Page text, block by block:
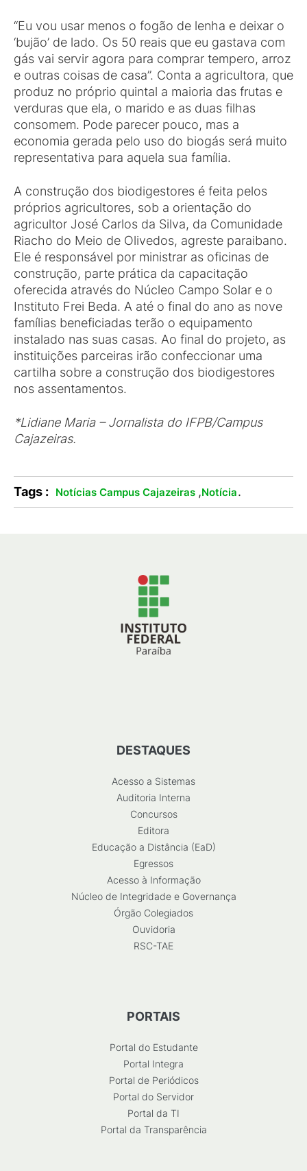
“Eu vou usar menos o fogão de lenha e deixar o
‘bujão’ de lado. Os 50 reais que eu gastava com
gás vai servir agora para comprar tempero, arroz
e outras coisas de casa”. Conta a agricultora, que
produz no próprio quintal a maioria das frutas e
verduras que ela, o marido e as duas filhas
consomem. Pode parecer pouco, mas a
economia gerada pelo uso do biogás será muito
representativa para aquela sua família.
A construção dos biodigestores é feita pelos
próprios agricultores, sob a orientação do
agricultor José Carlos da Silva, da Comunidade
Riacho do Meio de Olivedos, agreste paraibano.
Ele é responsável por ministrar as oficinas de
construção, parte prática da capacitação
oferecida através do Núcleo Campo Solar e o
Instituto Frei Beda. A até o final do ano as nove
famílias beneficiadas terão o equipamento
instalado nas suas casas. Ao final do projeto, as
instituições parceiras irão confeccionar uma
cartilha sobre a construção dos biodigestores
nos assentamentos.
*Lidiane Maria – Jornalista do IFPB/Campus
Cajazeiras.
Tags : Notícias Campus Cajazeiras ,Notícia.
DESTAQUES
Acesso a Sistemas
Auditoria Interna
Concursos
Editora
Educação a Distância (EaD)
Egressos
Acesso à Informação
Núcleo de Integridade e Governança
Órgão Colegiados
Ouvidoria
RSC-TAE
PORTAIS
Portal do Estudante
Portal Integra
Portal de Periódicos
Portal do Servidor
Portal da TI
Portal da Transparência